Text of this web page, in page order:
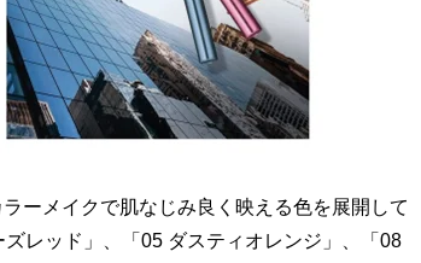
ーメイクで肌なじみ良く映える色を展開して
レッド」、「05 ダスティオレンジ」、「08